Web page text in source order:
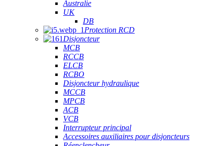
Australie
UK
DB
Protection RCD
Disjoncteur
MCB
RCCB
ELCB
RCBO
Disjoncteur hydraulique
MCCB
MPCB
ACB
VCB
Interrupteur principal
Accessoires auxiliaires pour disjoncteurs